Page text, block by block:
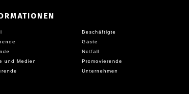
Beschäftigte
Gäste
Notfall
und Medien
Promovierende
Unternehmen